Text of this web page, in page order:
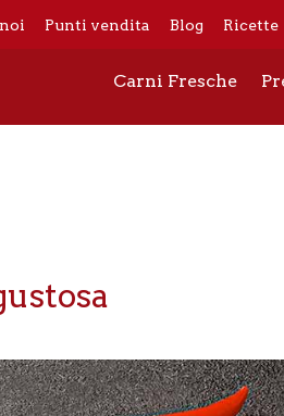
Carni Fresche
Punti vendita Blog Ricette